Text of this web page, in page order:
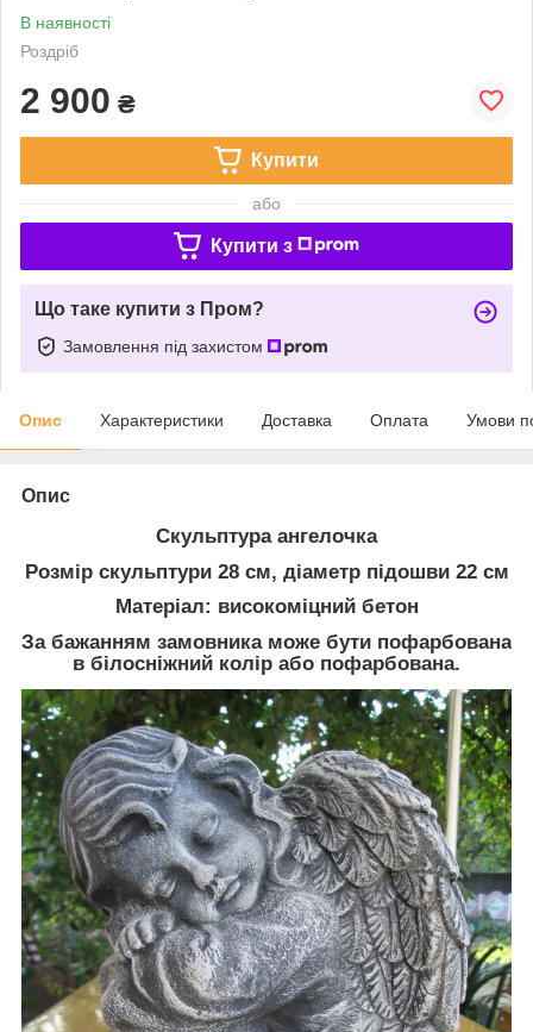
В наявності
Роздріб
2 900 ₴
Купити
або
Купити з
Що таке купити з Пром?
Замовлення під захистом
Опис Характеристики Доставка Оплата Умови
Опис
Скульптура ангелочка
Розмір скульптури 28 см, діаметр підошви 22 см
Матеріал: високоміцний бетон
За бажанням замовника може бути пофарбована
в білосніжний колір або пофарбована.